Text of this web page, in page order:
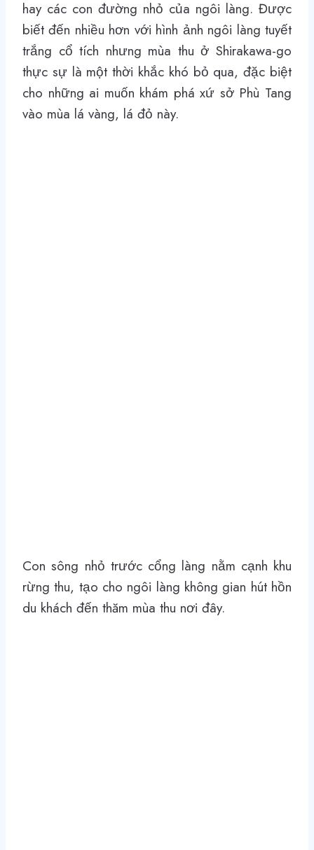
hay các con đường nhỏ của ngôi làng. Được
biết đến nhiều hơn với hình ảnh ngôi làng tuyết
trắng cổ tích nhưng mùa thu ở Shirakawa-go
thực sự là một thời khắc khó bỏ qua, đặc biệt
cho những ai muốn khám phá xứ sở Phù Tang
vào mùa lá vàng, lá đỏ này.
Con sông nhỏ trước cổng làng nằm cạnh khu
rừng thu, tạo cho ngôi làng không gian hút hồn
du khách đến thăm mùa thu nơi đây.